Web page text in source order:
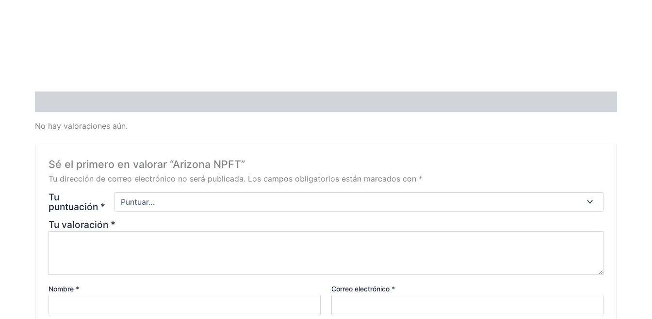
No hay valoraciones aún.
Sé el primero en valorar “Arizona NPFT”
Tu dirección de correo electrónico no será publicada. Los campos obligatorios están marcados con *
Tu
puntuación *
Tu valoración *
Nombre * Correo electrónico *